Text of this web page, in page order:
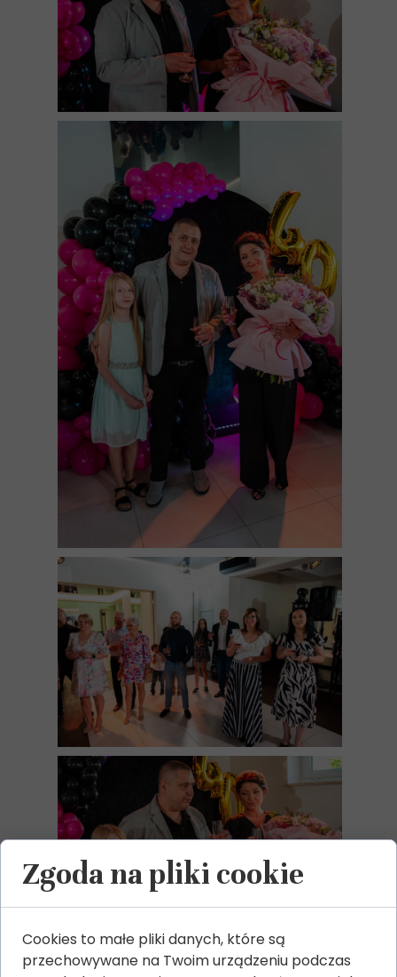
Zgoda na pliki cookie
Cookies to małe pliki danych, które są
przechowywane na Twoim urządzeniu podczas